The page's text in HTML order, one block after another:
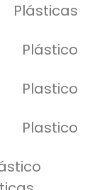
Plástico
Plastico
Plastico